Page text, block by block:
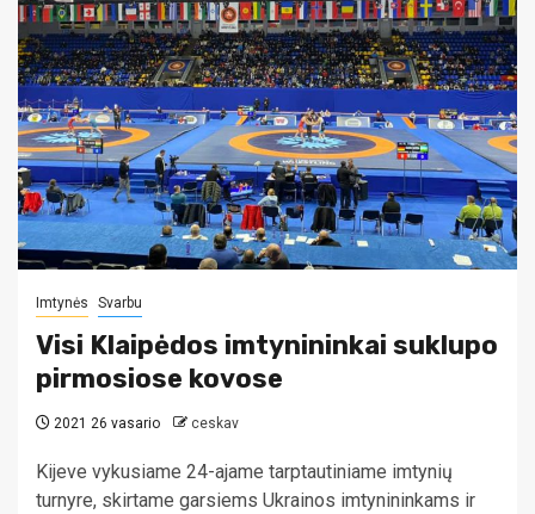
Imtynės Svarbu
Visi Klaipėdos imtynininkai suklupo
pirmosiose kovose
2021 26 vasario ceskav
Kijeve vykusiame 24-ajame tarptautiniame imtynių
turnyre, skirtame garsiems Ukrainos imtynininkams ir